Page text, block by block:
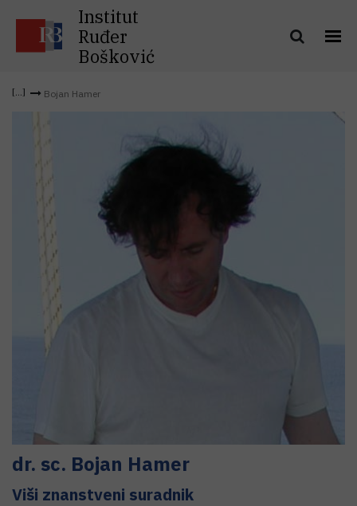
Institut
Ruđer
Bošković
Bojan Hamer
dr. sc. Bojan Hamer
Viši znanstveni suradnik